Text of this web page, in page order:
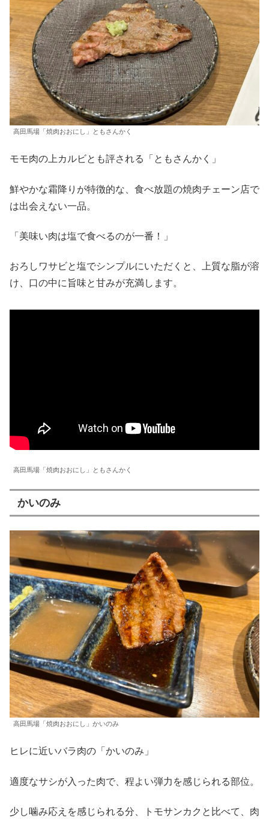
高田馬場「焼肉おおにし」ともさんかく
モモ肉の上カルビとも評される「ともさんかく」
鮮やかな霜降りが特徴的な、食べ放題の焼肉チェーン店で
は出会えない一品。
「美味い肉は塩で食べるのが一番！」
おろしワサビと塩でシンプルにいただくと、上質な脂が溶
け、口の中に旨味と甘みが充満します。
高田馬場「焼肉おおにし」ともさんかく
かいのみ
高田馬場「焼肉おおにし」かいのみ
ヒレに近いバラ肉の「かいのみ」
適度なサシが入った肉で、程よい弾力を感じられる部位。
少し噛み応えを感じられる分、トモサンカクと比べて、肉